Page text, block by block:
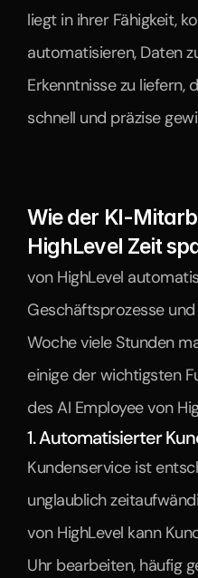
liegt in ihrer Fähigkeit,
automatisieren, Daten
Erkenntnisse zu liefern,
schnell und präzise
Wie der KI-
HighLevel Zeit
von HighLevel
Geschäftsprozesse
Woche viele Stunden
einige der wichtigsten
des AI Employee von
1. Automatisierter
Kundenservice ist
unglaublich
von HighLevel kann
Uhr bearbeiten, häufig